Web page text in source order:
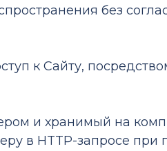
без
к Сайту,
и хранимый на
в HTTP-запросе при